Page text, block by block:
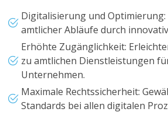
Digitalisierung und
amtlicher Abläufe durch
Erhöhte Zugänglichkeit:
zu amtlichen Dienstleistungen
Unternehmen.
Maximale Rechtssicherheit:
Standards bei allen digitalen